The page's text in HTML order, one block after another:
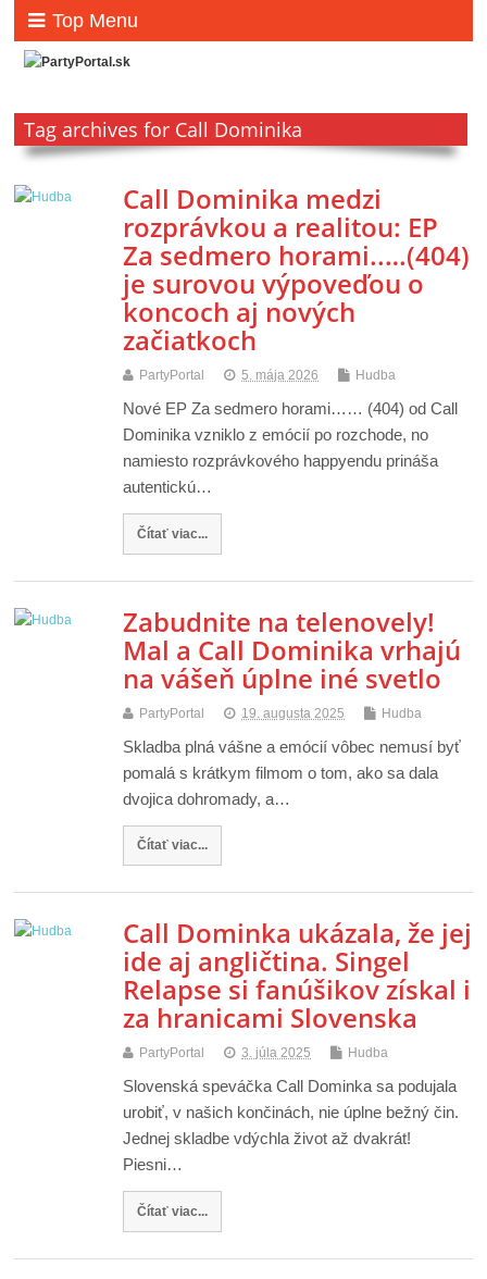
Top Menu
Tag archives for Call Dominika
Call Dominika medzi
rozprávkou a realitou: EP
Za sedmero horami..…(404)
je surovou výpoveďou o
koncoch aj nových
začiatkoch
PartyPortal 5. mája 2026 Hudba
Nové EP Za sedmero horami…… (404) od Call
Dominika vzniklo z emócií po rozchode, no
namiesto rozprávkového happyendu prináša
autentickú…
Čítať viac...
Zabudnite na telenovely!
Mal a Call Dominika vrhajú
na vášeň úplne iné svetlo
PartyPortal 19. augusta 2025 Hudba
Skladba plná vášne a emócií vôbec nemusí byť
pomalá s krátkym filmom o tom, ako sa dala
dvojica dohromady, a…
Čítať viac...
Call Dominka ukázala, že jej
ide aj angličtina. Singel
Relapse si fanúšikov získal i
za hranicami Slovenska
PartyPortal 3. júla 2025 Hudba
Slovenská speváčka Call Dominka sa podujala
urobiť, v našich končinách, nie úplne bežný čin.
Jednej skladbe vdýchla život až dvakrát!
Piesni…
Čítať viac...